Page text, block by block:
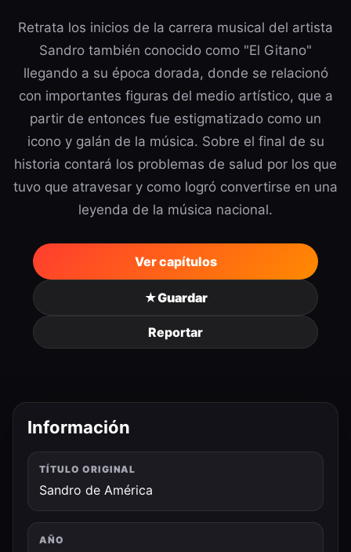
Retrata los inicios de la carrera musical del artista
Sandro también conocido como "El Gitano"
llegando a su época dorada, donde se relacionó
con importantes figuras del medio artístico, que a
partir de entonces fue estigmatizado como un
icono y galán de la música. Sobre el final de su
historia contará los problemas de salud por los que
tuvo que atravesar y como logró convertirse en una
leyenda de la música nacional.
Ver capítulos
★Guardar
Reportar
Información
TÍTULO ORIGINAL
Sandro de América
AÑO